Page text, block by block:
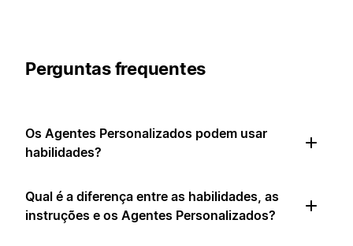
Perguntas frequentes
Os Agentes Personalizados podem usar
habilidades?
Qual é a diferença entre as habilidades, as
instruções e os Agentes Personalizados?